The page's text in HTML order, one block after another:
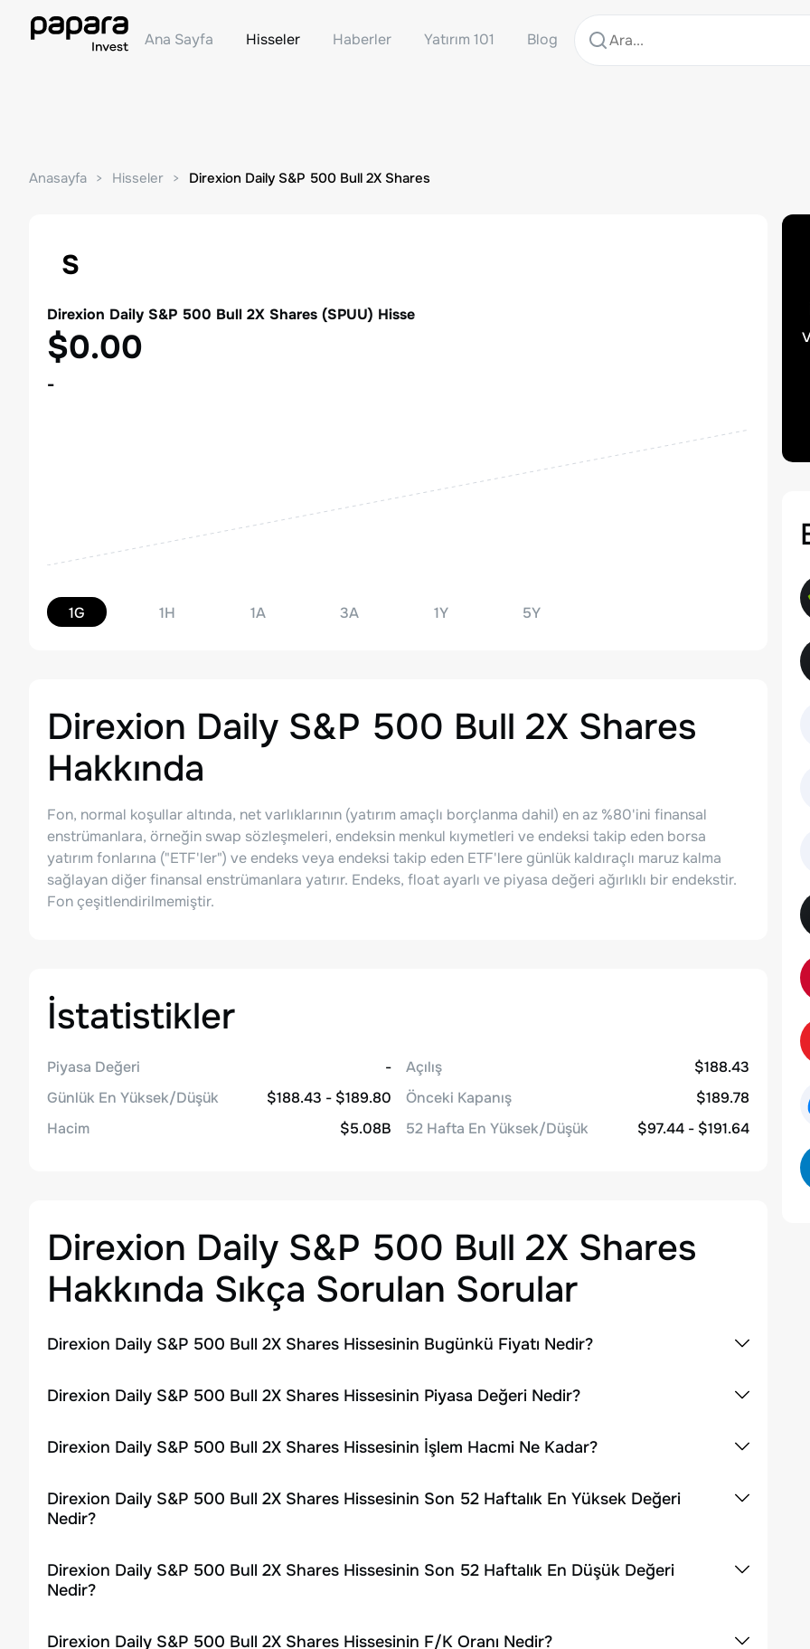
Ana Sayfa Hisseler Haberler Yatırım 101 Blog
Anasayfa Hisseler Direxion Daily S&P 500 Bull 2X Shares
S
Direxion Daily S&P 500 Bull 2X Shares (SPUU) Hisse
$0.00
-
1G 1H 1A 3A 1Y 5Y
Direxion Daily S&P 500 Bull 2X Shares
Hakkında
Fon, normal koşullar altında, net varlıklarının (yatırım amaçlı borçlanma dahil) en az %80'ini finansal
enstrümanlara, örneğin swap sözleşmeleri, endeksin menkul kıymetleri ve endeksi takip eden borsa
yatırım fonlarına ("ETF'ler") ve endeks veya endeksi takip eden ETF'lere günlük kaldıraçlı maruz kalma
sağlayan diğer finansal enstrümanlara yatırır. Endeks, float ayarlı ve piyasa değeri ağırlıklı bir endekstir.
Fon çeşitlendirilmemiştir.
İstatistikler
Piyasa Değeri
-
Günlük En Yüksek/Düşük
$188.43 - $189.80
Hacim
$5.08B
Açılış
$188.43
Önceki Kapanış
$189.78
52 Hafta En Yüksek/Düşük
$97.44 - $191.64
Direxion Daily S&P 500 Bull 2X Shares
Hakkında Sıkça Sorulan Sorular
Direxion Daily S&P 500 Bull 2X Shares Hissesinin Bugünkü Fiyatı Nedir?
Direxion Daily S&P 500 Bull 2X Shares Hissesinin Piyasa Değeri Nedir?
Direxion Daily S&P 500 Bull 2X Shares Hissesinin İşlem Hacmi Ne Kadar?
Direxion Daily S&P 500 Bull 2X Shares Hissesinin Son 52 Haftalık En Yüksek Değeri
Nedir?
Direxion Daily S&P 500 Bull 2X Shares Hissesinin Son 52 Haftalık En Düşük Değeri
Nedir?
Direxion Daily S&P 500 Bull 2X Shares Hissesinin F/K Oranı Nedir?